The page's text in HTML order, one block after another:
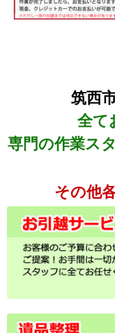
筑西
全て
専門の作業ス
その他